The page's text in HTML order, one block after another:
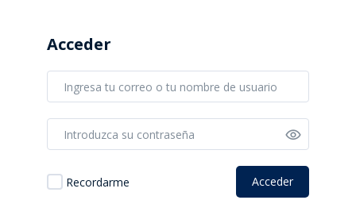
Acceder
Recordarme Acceder